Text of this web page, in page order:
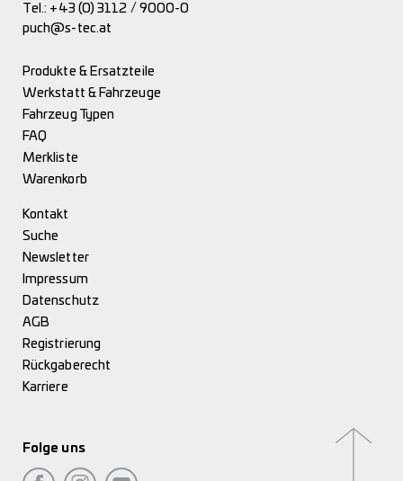
Tel.: +43 (0) 3112 / 9000-0
puch@s-tec.at
Produkte & Ersatzteile
Werkstatt & Fahrzeuge
Fahrzeug Typen
FAQ
Merkliste
Warenkorb
Kontakt
Suche
Newsletter
Impressum
Datenschutz
AGB
Registrierung
Rückgaberecht
Karriere
Folge uns